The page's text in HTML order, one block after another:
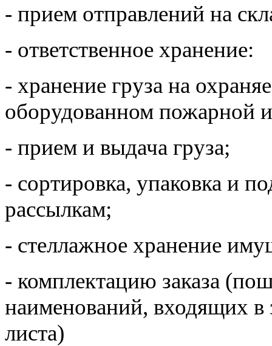
- прием отправлений на
- ответственное хранение:
- хранение груза на
оборудованном пожарной
- прием и выдача груза;
- сортировка, упаковка и
рассылкам;
- стеллажное хранение
- комплектацию заказа
наименований, входящих в
листа)